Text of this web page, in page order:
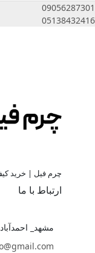
09056287301
05138432416
چرم فیل | خرید
ارتباط با ما
مشهد_ احمدآباد 19